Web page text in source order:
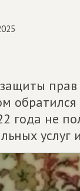
года не
услуг